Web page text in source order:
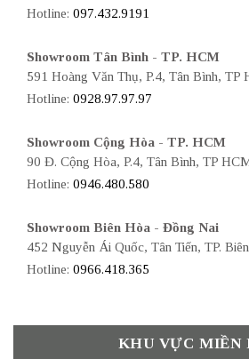
Hotline: 097.432.9191
Showroom Tân Bình - TP. HCM
591 Hoàng Văn Thụ, P.4, Tân Bình, TP
Hotline: 0928.97.97.97
Showroom Cộng Hòa - TP. HCM
90 Đ. Cộng Hòa, P.4, Tân Bình, TP
Hotline: 0946.480.580
Showroom Biên Hòa - Đồng Nai
452 Nguyễn Ái Quốc, Tân Tiến, TP.
Hotline: 0966.418.365
KHU VỰC MIỀN